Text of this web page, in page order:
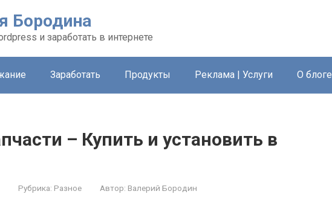
Бородина
и заработать в интернете
Заработать Продукты Реклама | Услуги О блоге
– Купить и установить в
Рубрика: Разное Автор: Валерий Бородин